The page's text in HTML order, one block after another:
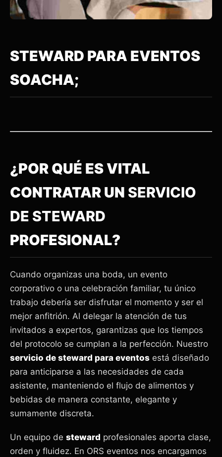
STEWARD PARA EVENTOS
SOACHA;
¿POR QUÉ ES VITAL
CONTRATAR UN SERVICIO
DE STEWARD
PROFESIONAL?
Cuando organizas una boda, un evento
corporativo o una celebración familiar, tu único
trabajo debería ser disfrutar el momento y ser el
mejor anfitrión. Al delegar la atención de tus
invitados a expertos, garantizas que los tiempos
del protocolo se cumplan a la perfección. Nuestro
servicio de steward para eventos está diseñado
para anticiparse a las necesidades de cada
asistente, manteniendo el flujo de alimentos y
bebidas de manera constante, elegante y
sumamente discreta.
Un equipo de steward profesionales aporta clase,
orden y fluidez. En ORS eventos nos encargamos